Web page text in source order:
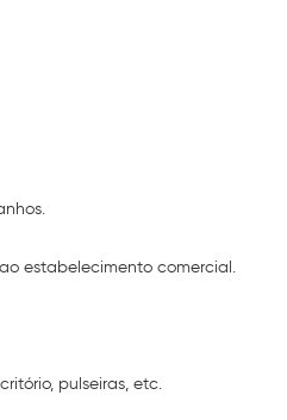
estabelecimento comercial.
pulseiras, etc.